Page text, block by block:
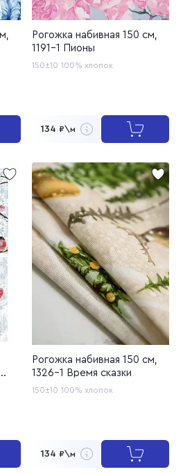
Рогожка набивная 150 см,
1191-1 Пионы
150±10 100% хлопок
134 ₽\м
Рогожка набивная 150 см,
1326-1 Время сказки
150±10 100% хлопок
134 ₽\м